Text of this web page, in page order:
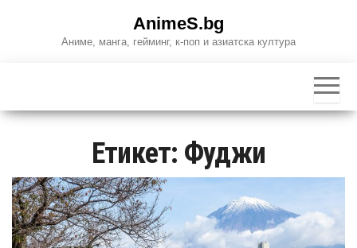
AnimeS.bg
Аниме, манга, гейминг, к-поп и азиатска култура
Етикет: Фуджи